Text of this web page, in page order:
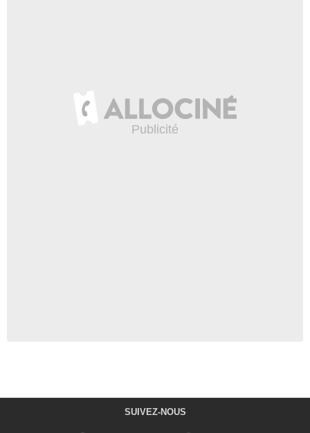
SUIVEZ-NOUS